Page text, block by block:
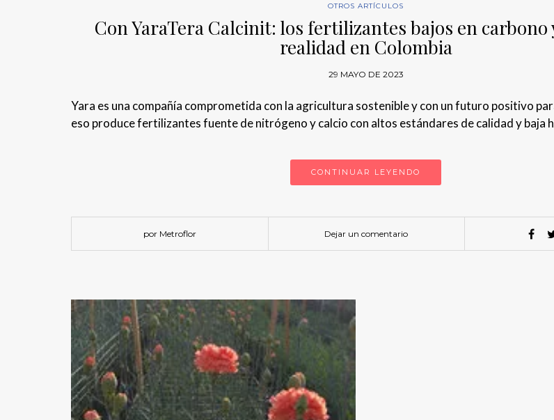
OTROS ARTÍCULOS
Con YaraTera Calcinit: los fertilizantes bajos en carbono
realidad en Colombia
29 MAYO DE 2023
Yara es una compañía comprometida con la agricultura sostenible y con un futuro positivo
eso produce fertilizantes fuente de nitrógeno y calcio con altos estándares de calidad y baja
CONTINUAR LEYENDO
por Metroflor Dejar un comentario